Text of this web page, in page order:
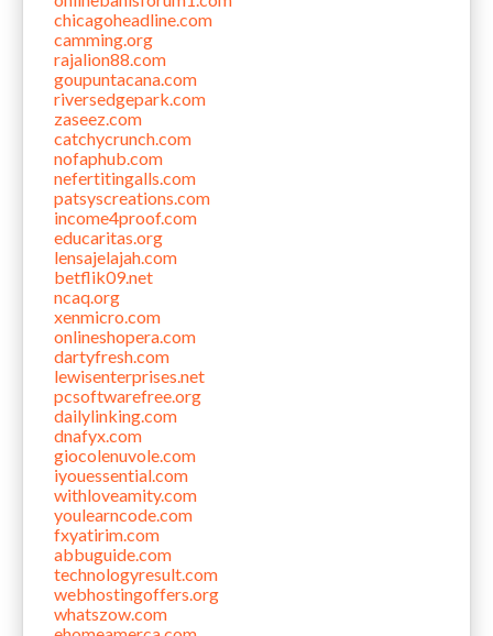
chicagoheadline.com
camming.org
rajalion88.com
goupuntacana.com
riversedgepark.com
zaseez.com
catchycrunch.com
nofaphub.com
nefertitingalls.com
patsyscreations.com
income4proof.com
educaritas.org
lensajelajah.com
betflik09.net
ncaq.org
xenmicro.com
onlineshopera.com
dartyfresh.com
lewisenterprises.net
pcsoftwarefree.org
dailylinking.com
dnafyx.com
giocolenuvole.com
iyouessential.com
withloveamity.com
youlearncode.com
fxyatirim.com
abbuguide.com
technologyresult.com
webhostingoffers.org
whatszow.com